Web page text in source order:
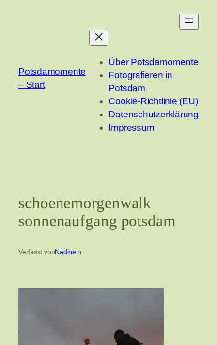
Potsdamomente
– Start
Über Potsdamomente
Fotografieren in
Potsdam
Cookie-Richtlinie (EU)
Datenschutzerklärung
Impressum
schoenemorgenwalk
sonnenaufgang potsdam
Verfasst vonNadinein